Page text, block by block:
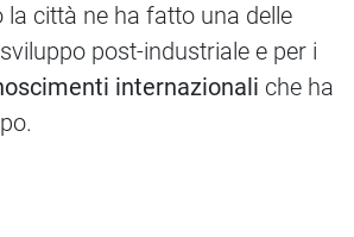
la città ne ha fatto una delle
post-industriale e per i
internazionali che ha